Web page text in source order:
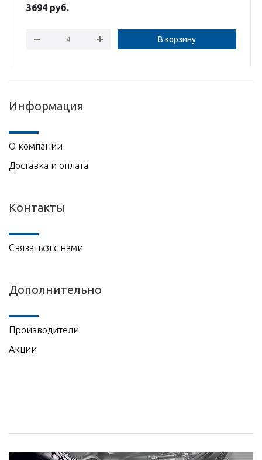
3694 руб.
В корзину
Информация
О компании
Доставка и оплата
Контакты
Связаться с нами
Дополнительно
Производители
Акции